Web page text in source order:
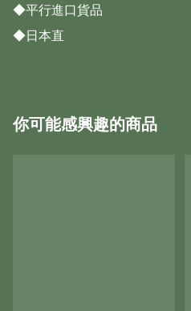
◆平行進口貨品
◆日本直
你可能感興趣的商品